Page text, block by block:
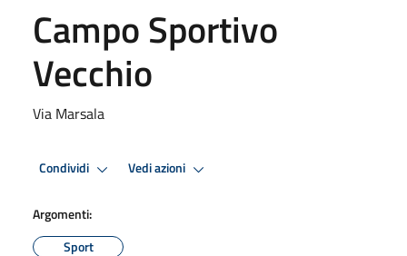
Campo Sportivo
Vecchio
Via Marsala
Condividi Vedi azioni
Argomenti:
Sport